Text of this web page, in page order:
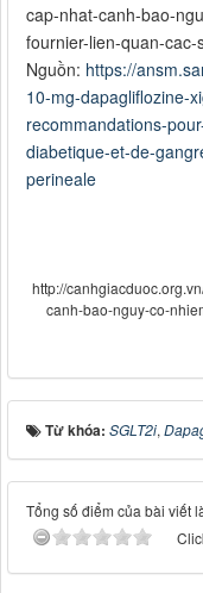
cap-nhat-canh-bao-
fournier-lien-quan-cac-
Nguồn: https://
10-mg-dapagliflozine-
recommandations-
diabetique-et-de-
perineale
http://
canh-bao-nguy-co-
Từ khóa: SGLT2i,
Tổng số điểm của bài viết